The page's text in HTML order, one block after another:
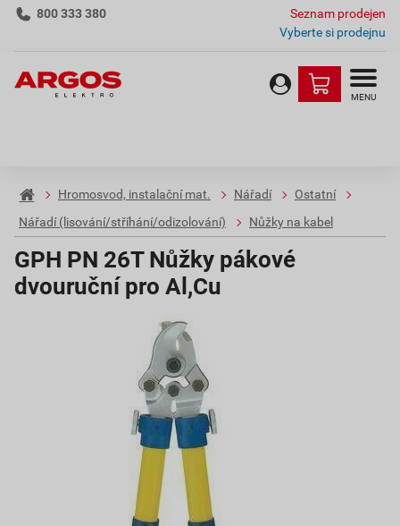
800 333 380
Seznam prodejen
Vyberte si prodejnu
MENU
Hromosvod, instalační mat. Nářadí
Ostatní
Nářadí (lisování/stříhání/odizolování)
Nůžky na kabel
GPH PN 26T Nůžky pákové
dvouruční pro Al,Cu